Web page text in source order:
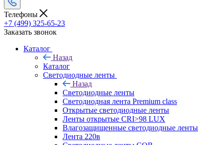
Телефоны
+7 (499) 325-65-23
Заказать звонок
Каталог
Назад
Каталог
Светодиодные ленты
Назад
Светодиодные ленты
Светодиодная лента Premium class
Открытые светодиодные ленты
Ленты открытые CRI>98 LUX
Влагозащищенные светодиодные ленты
Лента 220в